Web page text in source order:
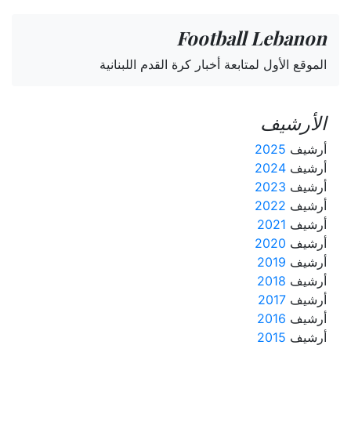
Football Lebanon
الموقع الأول لمتابعة أخبار كرة القدم اللبنانية
الأرشيف
أرشيف 2025
أرشيف 2024
أرشيف 2023
أرشيف 2022
أرشيف 2021
أرشيف 2020
أرشيف 2019
أرشيف 2018
أرشيف 2017
أرشيف 2016
أرشيف 2015